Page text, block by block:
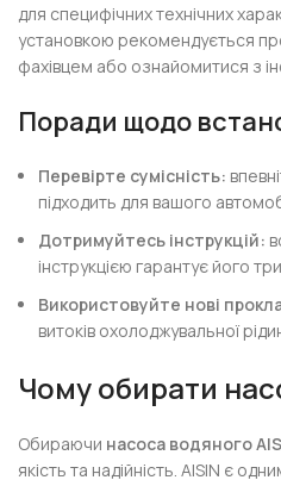
для специфічних технічних
установкою рекомендується
фахівцем або ознайомитися з
Поради щодо
Перевірте сумісність:
підходить для вашого
Дотримуйтесь інструкцій:
інструкцією гарантує його
Використовуйте нові
витоків охолоджувальної
Чому обирати
Обираючи насоса водяного
якість та надійність. AISIN є